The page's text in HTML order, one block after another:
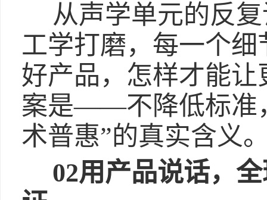
从声学单元的反
工学打磨，每一个
好产品，怎样才能
案是——不降低标准
术普惠”的真实含义
02用产品说话，